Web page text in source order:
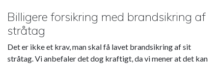
Billigere forsikring med brandsikring af
stråtag
Det er ikke et krav, man skal få lavet brandsikring af sit
stråtag. Vi anbefaler det dog kraftigt, da vi mener at det kan